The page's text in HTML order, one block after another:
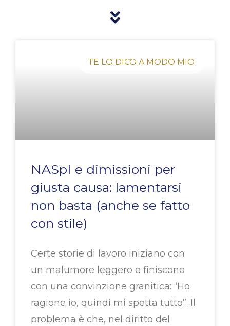
TE LO DICO A MODO MIO
NASpI e dimissioni per
giusta causa: lamentarsi
non basta (anche se fatto
con stile)
Certe storie di lavoro iniziano con
un malumore leggero e finiscono
con una convinzione granitica: “Ho
ragione io, quindi mi spetta tutto”. Il
problema è che, nel diritto del